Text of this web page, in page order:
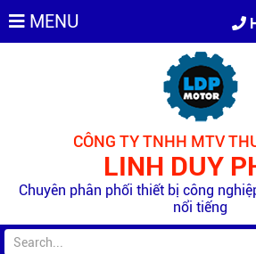
MENU
CÔNG TY TNHH MTV
LINH DUY
Chuyên phân phối thiết bị công
nổi tiếng